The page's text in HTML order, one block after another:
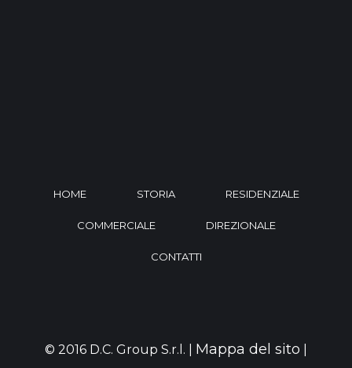
HOME STORIA RESIDENZIALE
COMMERCIALE DIREZIONALE
CONTATTI
© 2016 D.C. Group S.r.l. | Mappa del sito